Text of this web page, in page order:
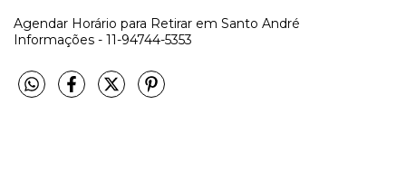
Agendar Horário para Retirar em Santo André
Informações - 11-94744-5353